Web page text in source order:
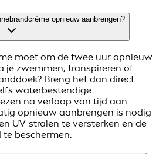
opnieuw aanbrengen?
moet om de twee uur opnieuw
je zwemmen, transpireren of
Breng het dan direct
waterbestendige
na verloop van tijd aan
opnieuw aanbrengen is nodig
UV-stralen te versterken en de
beschermen.